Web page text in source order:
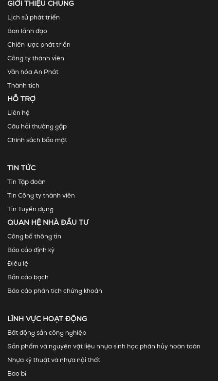
GIỚI THIỆU CHUNG
Lịch sử phát triển
Ban lãnh đạo
Chiến lược phát triển
Công ty thành viên
Văn hóa An Phát
Thành tích
HỖ TRỢ
Liên hệ
Câu hỏi thường gặp
Chính sách bảo mật
TIN TỨC
Tin Tập đoàn
Tin Công ty thành viên
Tin Tuyển dụng
QUAN HỆ NHÀ ĐẦU TƯ
Công bố thông tin
Báo cáo định kỳ
Điều lệ
Bản cáo bạch
Báo cáo phân tích chứng khoán
LĨNH VỰC HOẠT ĐỘNG
Bất động sản công nghiệp
Sản phẩm và nguyên vật liệu nhựa sinh học phân hủy hoàn toàn
Nhựa kỹ thuật và nhựa nội thất
Bao bì